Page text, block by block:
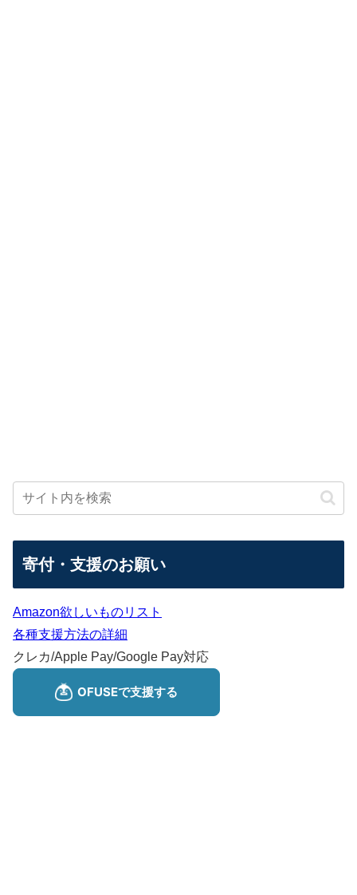
寄付・支援のお願い
Amazon欲しいものリスト
各種支援方法の詳細
クレカ/Apple Pay/Google Pay対応